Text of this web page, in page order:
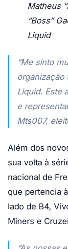
Matheus
“Boss”
Liquid
“Me sinto
organização
Liquid. Este
e
Mts007,
Além dos
sua volta à
nacional de
que pertencia
lado de B4,
Miners e